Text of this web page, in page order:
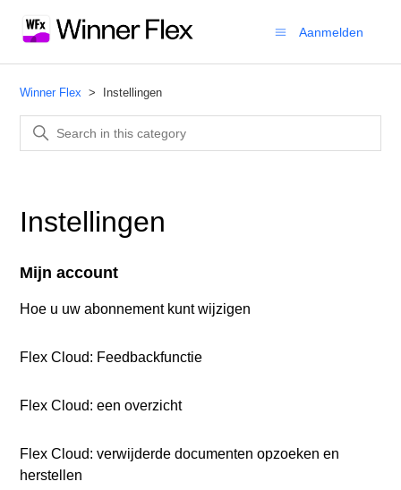
Aanmelden
Winner Flex Instellingen
Instellingen
Mijn account
Hoe u uw abonnement kunt wijzigen
Flex Cloud: Feedbackfunctie
Flex Cloud: een overzicht
Flex Cloud: verwijderde documenten opzoeken en
herstellen